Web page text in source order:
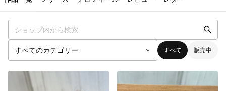
すべて 販売中